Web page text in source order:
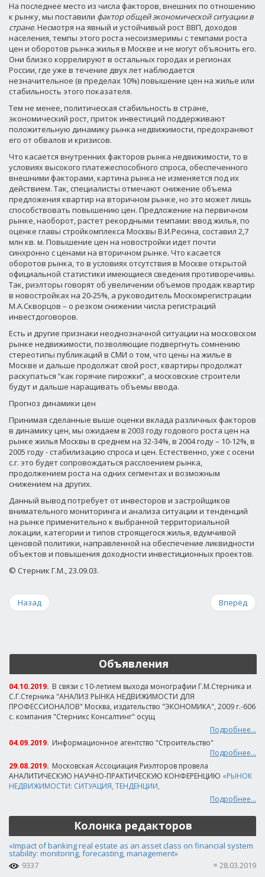
На последнее место из числа факторов, внешних по отношению
к рынку, мы поставили фактор общей экономической ситуации в
стране. Несмотря на явный и устойчивый рост ВВП, доходов
населения, темпы этого роста несоизмеримы с темпами роста
цен и оборотов рынка жилья в Москве и не могут объяснить его.
Они близко коррелируют в остальных городах и регионах
России, где уже в течение двух лет наблюдается
незначительное (в пределах 10%) повышение цен на жилье или
стабильность этого показателя.
Тем не менее, политическая стабильность в стране,
экономический рост, приток инвестиций поддерживают
положительную динамику рынка недвижимости, предохраняют
его от обвалов и кризисов.
Что касается внутренних факторов рынка недвижимости, то в
условиях высокого платежеспособного спроса, обеспеченного
внешними факторами, картина рынка не изменяется под их
действием. Так, специалисты отмечают снижение объема
предложения квартир на вторичном рынке, но это может лишь
способствовать повышению цен. Предложение на первичном
рынке, наоборот, растет рекордными темпами: ввод жилья, по
оценке главы стройкомплекса Москвы В.И.Ресина, составил 2,7
млн кв. м. Повышение цен на новостройки идет почти
синхронно с ценами на вторичном рынке. Что касается
оборотов рынка, то в условиях отсутствия в Москве открытой
официальной статистики имеющиеся сведения противоречивы.
Так, риэлторы говорят об увеличении объемов продаж квартир
в новостройках на 20-25%, а руководитель Москомрегистрации
М.А.Скворцов – о резком снижении числа регистраций
инвестдоговоров.
Есть и другие признаки неоднозначной ситуации на московском
рынке недвижимости, позволяющие подвергнуть сомнению
стереотипы публикаций в СМИ о том, что цены на жилье в
Москве и дальше продолжат свой рост, квартиры продолжат
раскупаться “как горячие пирожки”, а московские строители
будут и дальше наращивать объемы ввода.
Прогноз динамики цен
Принимая сделанные выше оценки вклада различных факторов
в динамику цен, мы ожидаем в 2003 году годового роста цен на
рынке жилья Москвы в среднем на 32-34%, в 2004 году – 10-12%, в
2005 году - стабилизацию спроса и цен. Естественно, уже с осени
с.г. это будет сопровождаться расслоением рынка,
продолжением роста на одних сегментах и возможным
снижением на других.
Данный вывод потребует от инвесторов и застройщиков
внимательного мониторинга и анализа ситуации и тенденций
на рынке применительно к выбранной территориальной
локации, категории и типов строящегося жилья, вдумчивой
ценовой политики, направленной на обеспечение ликвидности
объектов и повышения доходности инвестиционных проектов.
© Стерник Г.М., 23.09.03.
Назад Вперёд
Объявления
04.10.2019. В связи с 10-летием выхода монографии Г.М.Стерника и
С.Г.Стерника "АНАЛИЗ РЫНКА НЕДВИЖИМОСТИ ДЛЯ
ПРОФЕССИОНАЛОВ" Москва, издательство "ЭКОНОМИКА", 2009 г.-606
с. компания "Стерникс Консалтинг" осущ
Подробнее...
04.09.2019. Информационное агентство "Строительство"
Подробнее...
29.08.2019. Московская Ассоциация Риэлторов провела
АНАЛИТИЧЕСКУЮ НАУЧНО-ПРАКТИЧЕСКУЮ КОНФЕРЕНЦИЮ «РЫНОК
НЕДВИЖИМОСТИ: СИТУАЦИЯ, ТЕНДЕНЦИИ,
Подробнее...
Колонка редакторов
«Impact of banking real estate as an asset class on financial system
stability: monitoring, forecasting, management»
9337
28.03.2019